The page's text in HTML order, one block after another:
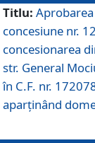
Titlu:
concesiune nr.
concesionarea
str. General
în C.F. nr.
aparținând